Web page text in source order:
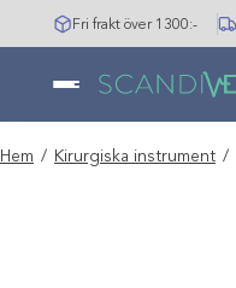
Hoppa
till
Fri frakt över 1300:-
Hem / Kirurgiska instrument /